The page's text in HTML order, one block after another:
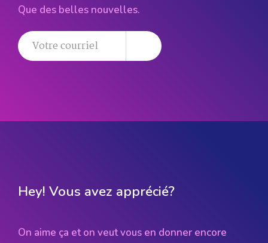
Que des belles nouvelles.
Hey! Vous avez apprécié?
On aime ça et on veut vous en donner encore